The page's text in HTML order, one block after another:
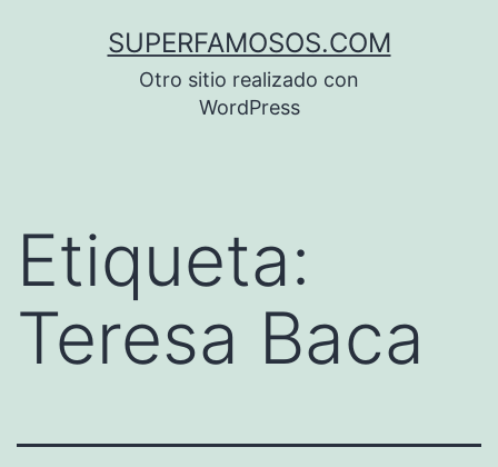
SUPERFAMOSOS.COM
Otro sitio realizado con
WordPress
Etiqueta:
Teresa Baca